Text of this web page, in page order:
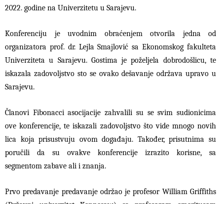
2022. godine na Univerzitetu u Sarajevu.
Konferenciju je uvodnim obraćenjem otvorila jedna od
organizatora prof. dr. Lejla Smajlović sa Ekonomskog fakulteta
Univerziteta u Sarajevu. Gostima je poželjela dobrodošlicu, te
iskazala zadovoljstvo sto se ovako dešavanje održava upravo u
Sarajevu.
Članovi Fibonacci asocijacije zahvalili su se svim sudionicima
ove konferencije, te iskazali zadovoljstvo što vide mnogo novih
lica koja prisustvuju ovom događaju. Također, prisutnima su
poručili da su ovakve konferencije izrazito korisne, sa
segmentom zabave ali i znanja.
Prvo predavanje predavanje održao je profesor William Griffiths